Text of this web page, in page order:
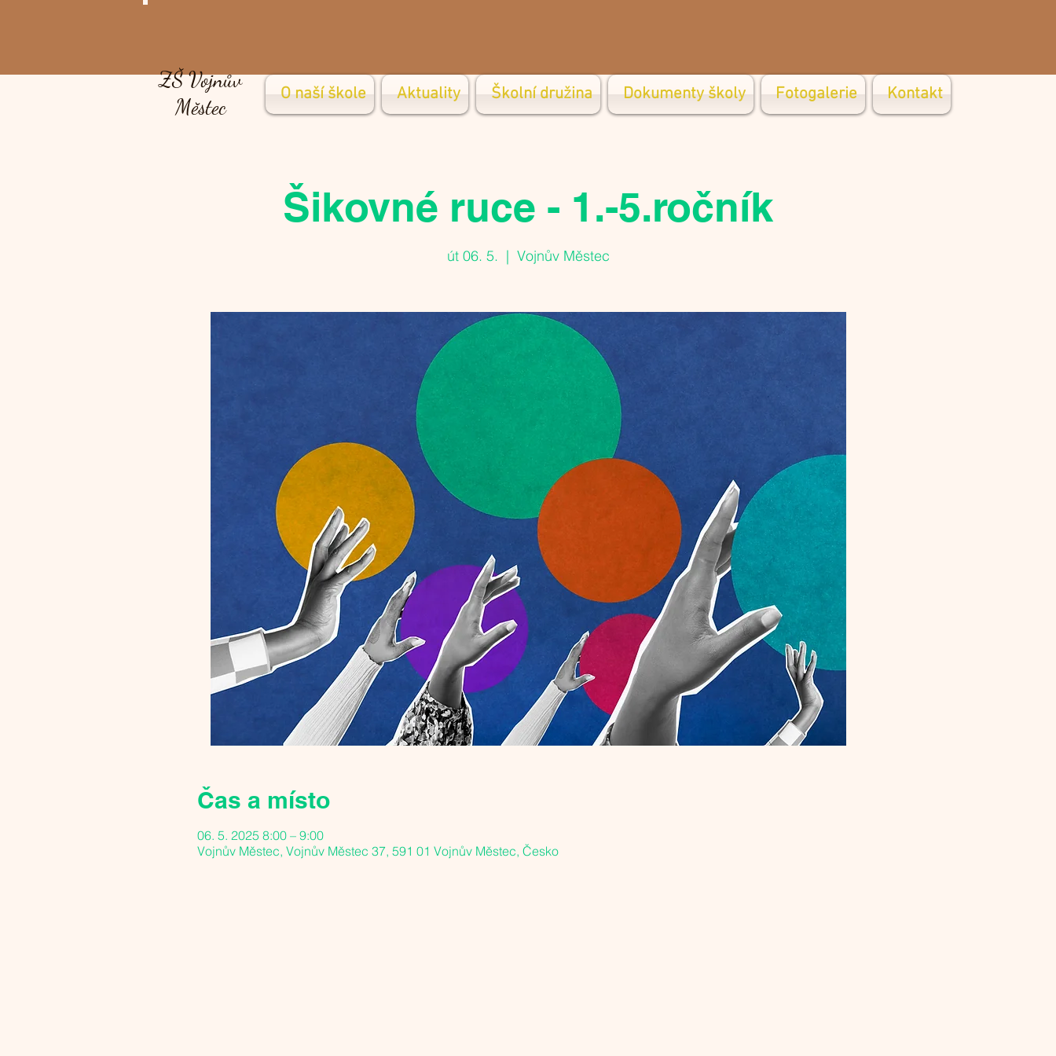
ZŠ Vojnův
Městec
O naší škole Aktuality Školní družina Dokumenty školy Fotogalerie Kontakt
Šikovné ruce - 1.-5.ročník
út 06. 5.
  |
Vojnův Městec
Čas a místo
06. 5. 2025 8:00 – 9:00
Vojnův Městec, Vojnův Městec 37, 591 01 Vojnův Městec, Česko